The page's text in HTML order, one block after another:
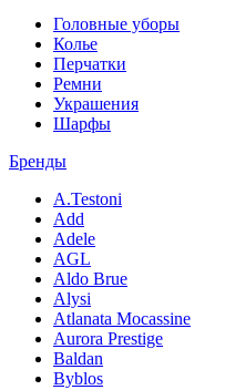
Головные уборы
Колье
Перчатки
Ремни
Украшения
Шарфы
Бренды
A.Testoni
Add
Adele
AGL
Aldo Brue
Alysi
Atlanata Mocassine
Aurora Prestige
Baldan
Byblos